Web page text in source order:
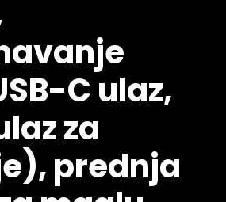
C ulaz,
za
prednja